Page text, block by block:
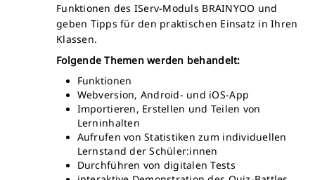
Funktionen des IServ-Moduls BRAINYOO und
geben Tipps für den praktischen Einsatz in Ihren
Klassen.
Folgende Themen werden behandelt:
Funktionen
Webversion, Android- und iOS-App
Importieren, Erstellen und Teilen von
Lerninhalten
Aufrufen von Statistiken zum individuellen
Lernstand der Schüler:innen
Durchführen von digitalen Tests